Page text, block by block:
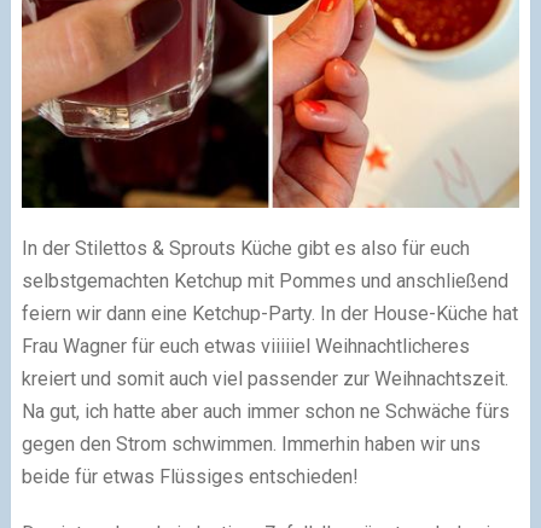
In der Stilettos & Sprouts Küche gibt es also für euch
selbstgemachten Ketchup mit Pommes und anschließend
feiern wir dann eine Ketchup-Party. In der House-Küche hat
Frau Wagner für euch etwas viiiiiel Weihnachtlicheres
kreiert und somit auch viel passender zur Weihnachtszeit.
Na gut, ich hatte aber auch immer schon ne Schwäche fürs
gegen den Strom schwimmen. Immerhin haben wir uns
beide für etwas Flüssiges entschieden!